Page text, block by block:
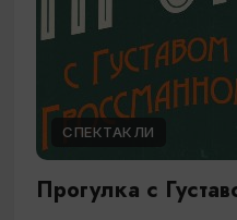
СПЕКТАКЛИ
Прогулка с